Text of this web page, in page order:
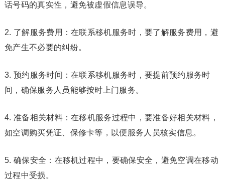
话号码的真实性，避免被虚假信息误导。
2. 了解服务费用：在联系移机服务时，要了解服务费用，避
免产生不必要的纠纷。
3. 预约服务时间：在联系移机服务时，要提前预约服务时
间，确保服务人员能够按时上门服务。
4. 准备相关材料：在移机服务过程中，要准备好相关材料，
如空调购买凭证、保修卡等，以便服务人员核实信息。
5. 确保安全：在移机过程中，要确保安全，避免空调在移动
过程中受损。